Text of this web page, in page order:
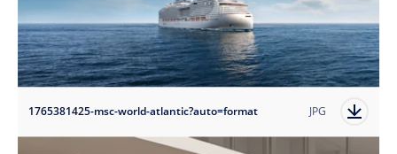
1765381425-msc-world-atlantic?auto=format JPG